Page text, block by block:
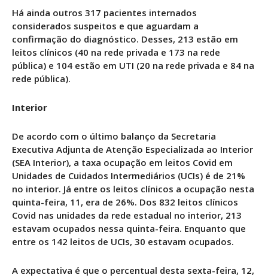
Há ainda outros 317 pacientes internados
considerados suspeitos e que aguardam a
confirmação do diagnóstico. Desses, 213 estão em
leitos clínicos (40 na rede privada e 173 na rede
pública) e 104 estão em UTI (20 na rede privada e 84 na
rede pública).
Interior
De acordo com o último balanço da Secretaria
Executiva Adjunta de Atenção Especializada ao Interior
(SEA Interior), a taxa ocupação em leitos Covid em
Unidades de Cuidados Intermediários (UCIs) é de 21%
no interior. Já entre os leitos clínicos a ocupação nesta
quinta-feira, 11, era de 26%. Dos 832 leitos clínicos
Covid nas unidades da rede estadual no interior, 213
estavam ocupados nessa quinta-feira. Enquanto que
entre os 142 leitos de UCIs, 30 estavam ocupados.
A expectativa é que o percentual desta sexta-feira, 12,